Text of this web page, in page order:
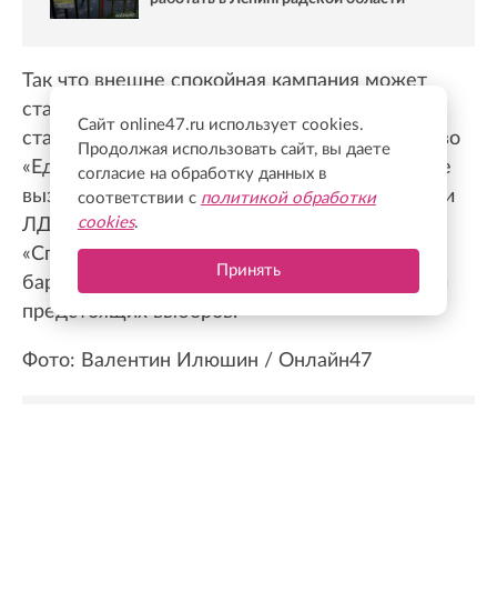
Так что внешне спокойная кампания может
стать значительно напряженнее уже после
старта полноценной агитации. Если лидерство
«Единой России», по оценке эксперта, пока не
вызывает вопросов, то соперничество КПРФ и
ЛДПР за вторую позицию, а также борьба
«Справедливой России» за прохождение
барьера способны стать главными сюжетами
предстоящих выборов.
Фото: Валентин Илюшин / Онлайн47
Сайт online47.ru использует cookies.
Продолжая использовать сайт, вы даете
согласие на обработку данных в
соответствии с политикой обработки
cookies.
Принять